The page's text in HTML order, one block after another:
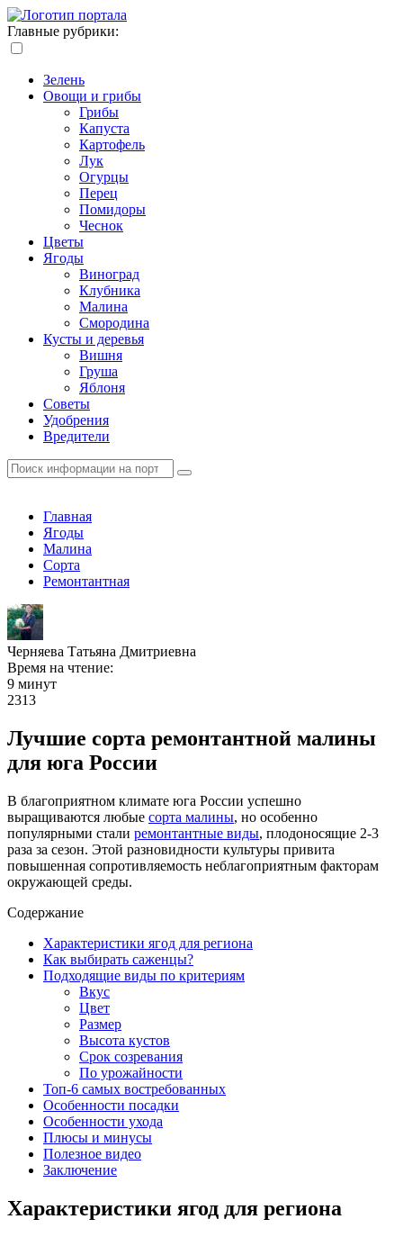
Главные рубрики:
Зелень
Овощи и грибы
Грибы
Капуста
Картофель
Лук
Огурцы
Перец
Помидоры
Чеснок
Цветы
Ягоды
Виноград
Клубника
Малина
Смородина
Кусты и деревья
Вишня
Груша
Яблоня
Советы
Удобрения
Вредители
Главная
Ягоды
Малина
Сорта
Ремонтантная
Черняева Татьяна Дмитриевна
Время на чтение:
9 минут
2313
Лучшие сорта ремонтантной малины
для юга России
В благоприятном климате юга России успешно
выращиваются любые сорта малины, но особенно
популярными стали ремонтантные виды, плодоносящие 2-3
раза за сезон. Этой разновидности культуры привита
повышенная сопротивляемость неблагоприятным факторам
окружающей среды.
Содержание
Характеристики ягод для региона
Как выбирать саженцы?
Подходящие виды по критериям
Вкус
Цвет
Размер
Высота кустов
Срок созревания
По урожайности
Топ-6 самых востребованных
Особенности посадки
Особенности ухода
Плюсы и минусы
Полезное видео
Заключение
Характеристики ягод для региона